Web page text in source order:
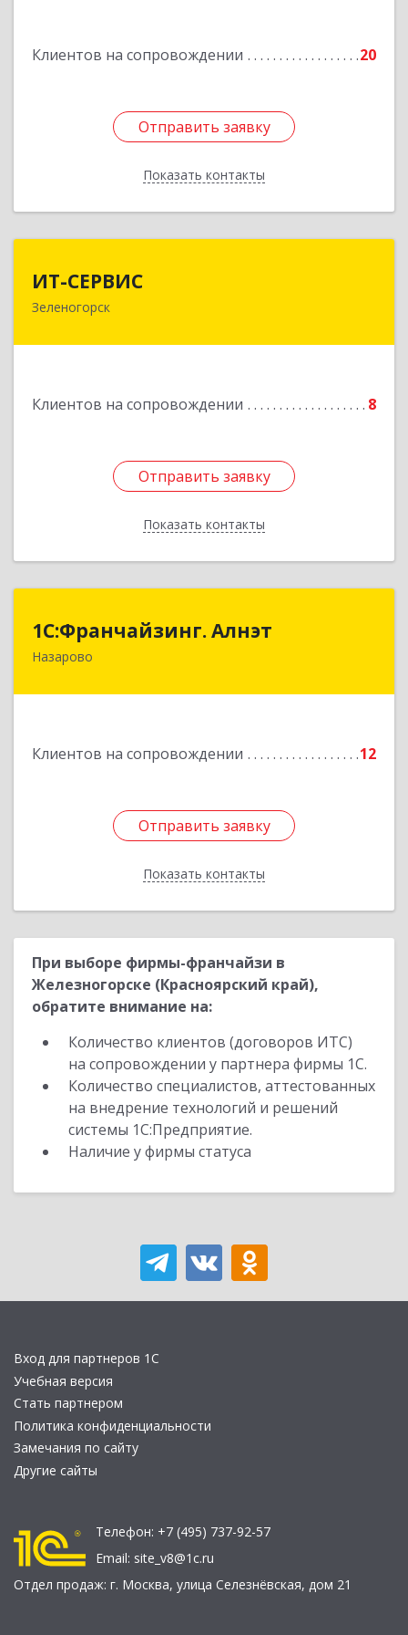
Клиентов на сопровождении 20
Отправить заявку
Показать контакты
Подробнее
Отправить заявку
Назад
ИТ-СЕРВИС
Зеленогорск
Клиентов на сопровождении 8
Отправить заявку
Показать контакты
663690, Красноярский край, Зеленогорск г,
Отправить заявку
Назад
1С:Франчайзинг. Алнэт
Назарово
Клиентов на сопровождении 12
Отправить заявку
Показать контакты
1С:Франчайзинг. Алнэт
662200, Красноярский край, Назарово г,
Отправить заявку
Назад
При выборе фирмы-франчайзи в
Железногорске (Красноярский край),
обратите внимание на:
Количество клиентов (договоров ИТС)
на сопровождении у партнера фирмы 1С.
Количество специалистов, аттестованных
на внедрение технологий и решений
системы 1С:Предприятие.
Наличие у фирмы статуса
Вход для партнеров 1С
Учебная версия
Стать партнером
Политика конфиденциальности
Замечания по сайту
Другие сайты
Телефон: +7 (495) 737-92-57
Email: site_v8@1c.ru
Отдел продаж: г. Москва, улица Селезнёвская, дом 21